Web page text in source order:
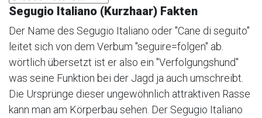
Segugio Italiano (Kurzhaar) Fakten
Der Name des Segugio Italiano oder "Cane di seguito"
leitet sich von dem Verbum "seguire=folgen" ab.
wörtlich übersetzt ist er also ein "Verfolgungshund"
was seine Funktion bei der Jagd ja auch umschreibt.
Die Ursprünge dieser ungewöhnlich attraktiven Rasse
kann man am Körperbau sehen. Der Segugio Italiano